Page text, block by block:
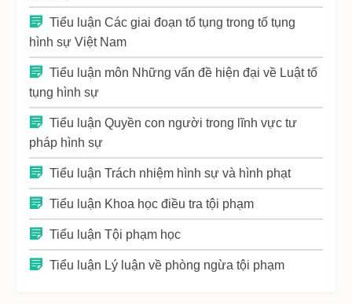
Tiểu luận Các giai đoạn tố tụng trong tố tụng
hình sự Việt Nam
Tiểu luận môn Những vấn đề hiện đại về Luật tố
tụng hình sự
Tiểu luận Quyền con người trong lĩnh vực tư
pháp hình sự
Tiểu luận Trách nhiệm hình sự và hình phạt
Tiểu luận Khoa học điều tra tội phạm
Tiểu luận Tội phạm học
Tiểu luận Lý luận về phòng ngừa tội phạm